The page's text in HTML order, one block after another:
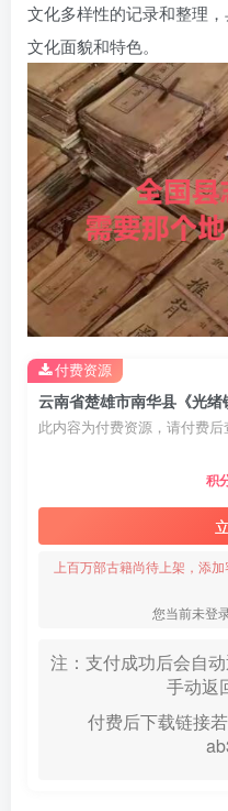
文化多样性的记录和整理
文化面貌和特色。
此内容为付费资源，请付费后
积
上百万部古籍尚待上架，添
您当前未登
注：支付成功后会自
手动返
付费后下载链接
付费资源